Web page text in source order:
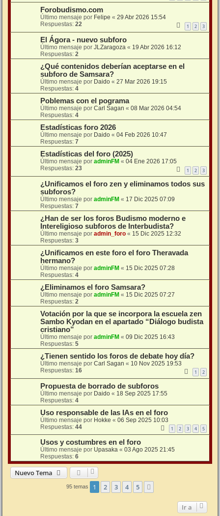
Forobudismo.com
Último mensaje por Felipe « 29 Abr 2026 15:54
Respuestas: 22 1 2 3
El Ágora - nuevo subforo
Último mensaje por JLZaragoza « 19 Abr 2026 16:12
Respuestas: 2
¿Qué contenidos deberían aceptarse en el
subforo de Samsara?
Último mensaje por Daido « 27 Mar 2026 19:15
Respuestas: 4
Poblemas con el pograma
Último mensaje por Carl Sagan « 08 Mar 2026 04:54
Respuestas: 4
Estadísticas foro 2026
Último mensaje por Daido « 04 Feb 2026 10:47
Respuestas: 7
Estadísticas del foro (2025)
Último mensaje por adminFM « 04 Ene 2026 17:05
Respuestas: 23 1 2 3
¿Unificamos el foro zen y eliminamos todos sus
subforos?
Último mensaje por adminFM « 17 Dic 2025 07:09
Respuestas: 7
¿Han de ser los foros Budismo moderno e
Intereligioso subforos de Interbudista?
Último mensaje por admin_foro « 15 Dic 2025 12:32
Respuestas: 3
¿Unificamos en este foro el foro Theravada
hermano?
Último mensaje por adminFM « 15 Dic 2025 07:28
Respuestas: 4
¿Eliminamos el foro Samsara?
Último mensaje por adminFM « 15 Dic 2025 07:27
Respuestas: 2
Votación por la que se incorpora la escuela zen
Sambo Kyodan en el apartado “Diálogo budista
cristiano”
Último mensaje por adminFM « 09 Dic 2025 16:43
Respuestas: 5
¿Tienen sentido los foros de debate hoy día?
Último mensaje por Carl Sagan « 10 Nov 2025 19:53
Respuestas: 16 1 2
Propuesta de borrado de subforos
Último mensaje por Daido « 18 Sep 2025 17:55
Respuestas: 4
Uso responsable de las IAs en el foro
Último mensaje por Hokke « 06 Sep 2025 10:03
Respuestas: 44 1 2 3 4 5
Usos y costumbres en el foro
Último mensaje por Upasaka « 03 Ago 2025 21:45
Respuestas: 6
Nuevo Tema
95 temas 1 2 3 4 5
Ir a